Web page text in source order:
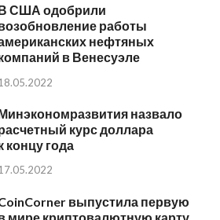
США одобрили
работы
нефтяных
в Венесуэле
назвало
курс доллара
концу года
выпустила первую